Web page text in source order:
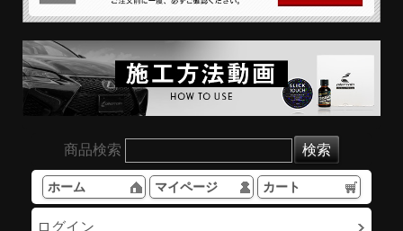
商品検索
ホーム マイページ カート
ログイン